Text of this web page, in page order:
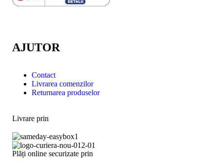
AJUTOR
Contact
Livrarea comenzilor
Returnarea produselor
Livrare prin
Plăți online securizate prin